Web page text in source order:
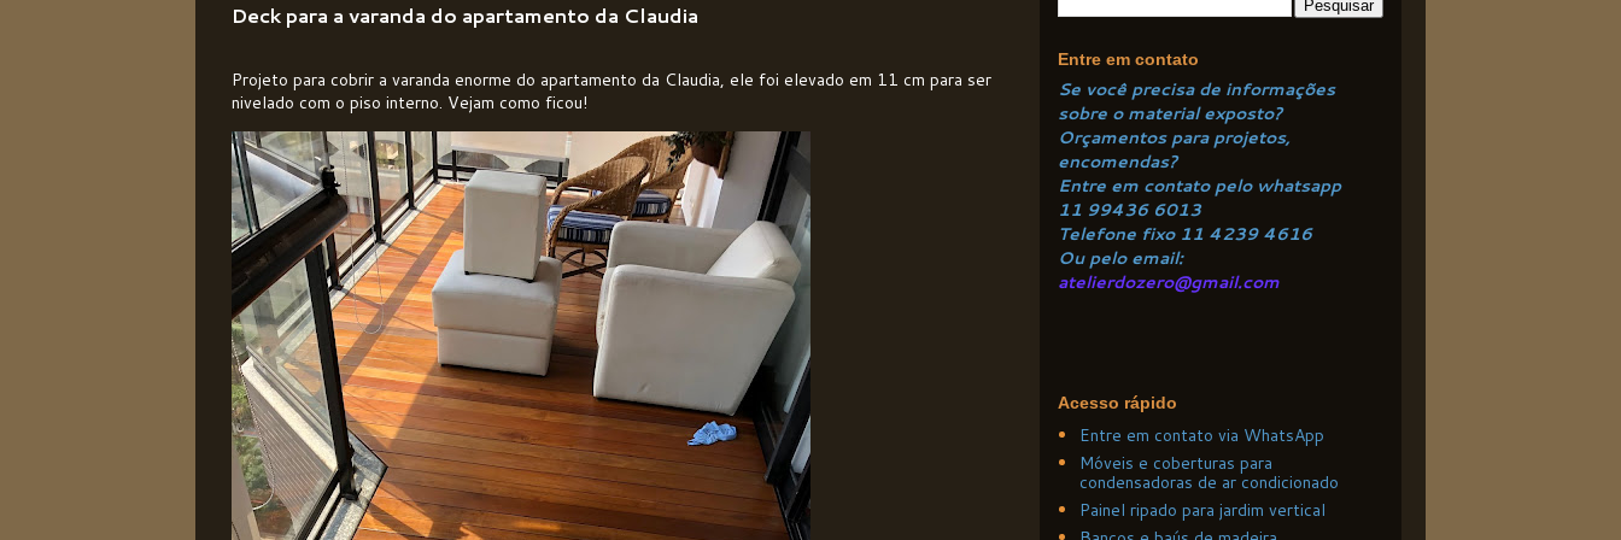
Deck para a varanda do apartamento da Claudia
Projeto para cobrir a varanda enorme do apartamento da Claudia, ele foi elevado em 11 cm para ser
nivelado com o piso interno. Vejam como ficou!
Entre em contato
Se você precisa de informações
sobre o material exposto?
Orçamentos para projetos,
encomendas?
Entre em contato pelowhatsapp
11 99436 6013
Telefone fixo 11 4239 4616
Ou pelo email:
atelierdozero@gmail.com
Acesso rápido
Entre em contato via WhatsApp
Móveis e coberturas para
condensadoras de ar condicionado
Painel ripado para jardim vertical